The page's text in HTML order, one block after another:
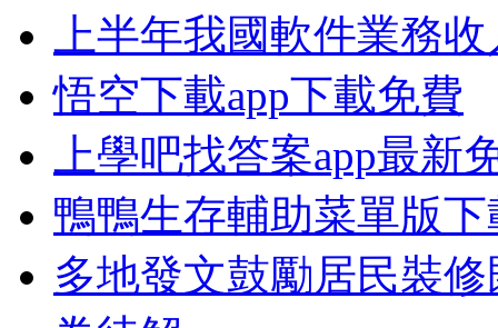
上半年我國軟件業務
悟空下載app下載免費
上學吧找答案app最新
鴨鴨生存輔助菜單版下
多地發文鼓勵居民裝